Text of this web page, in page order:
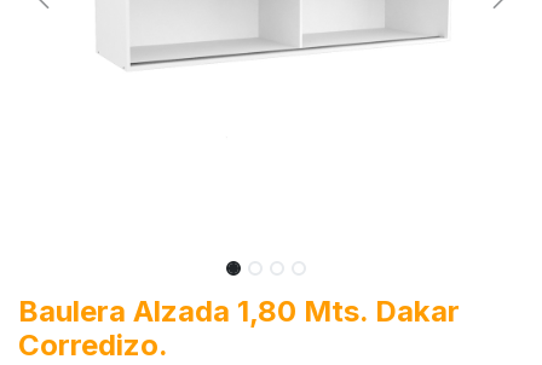
Baulera Alzada 1,80 Mts. Dakar
Corredizo.